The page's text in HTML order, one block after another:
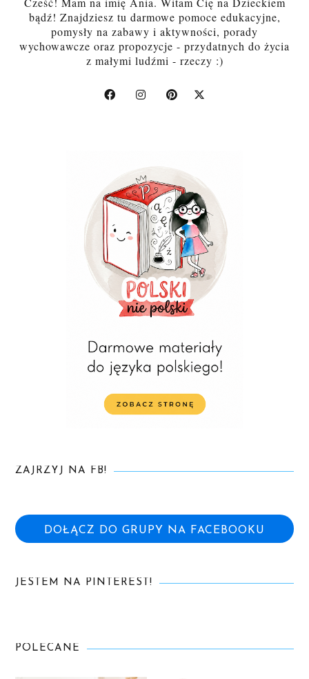
bądź! Znajdziesz tu darmowe pomoce edukacyjne,
pomysły na zabawy i aktywności, porady
wychowawcze oraz propozycje - przydatnych do życia
z małymi ludźmi - rzeczy :)
ZAJRZYJ NA FB!
DOŁĄCZ DO GRUPY NA FACEBOOKU
JESTEM NA PINTEREST!
POLECANE